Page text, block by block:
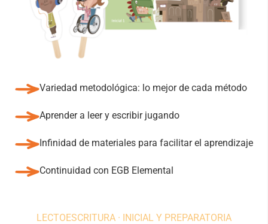
Variedad metodológica: lo mejor de cada método
Aprender a leer y escribir jugando
Infinidad de materiales para facilitar el aprendizaje
Continuidad con EGB Elemental
LECTOESCRITURA · INICIAL Y PREPARATORIA